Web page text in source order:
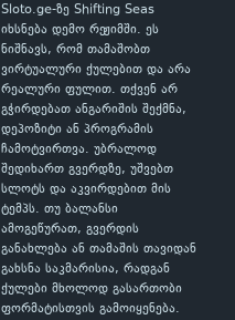
Sloto.ge-ზე Shifting Seas
იხსნება დემო რეჟიმში. ეს
ნიშნავს, რომ თამაშობთ
ვირტუალური ქულებით და არა
რეალური ფულით. თქვენ არ
გჭირდებათ ანგარიშის შექმნა,
დეპოზიტი ან პროგრამის
ჩამოტვირთვა. უბრალოდ
შედიხართ გვერდზე, უშვებთ
სლოტს და აკვირდებით მის
ტემპს. თუ ბალანსი
ამოგეწურათ, გვერდის
განახლება ან თამაშის თავიდან
გახსნა საკმარისია, რადგან
ქულები მხოლოდ გასართობი
ფორმატისთვის გამოიყენება.